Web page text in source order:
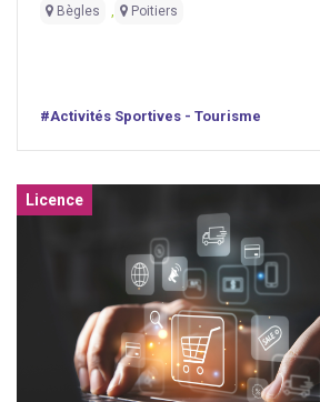
Bègles , Poitiers
#Activités Sportives - Tourisme
Licence